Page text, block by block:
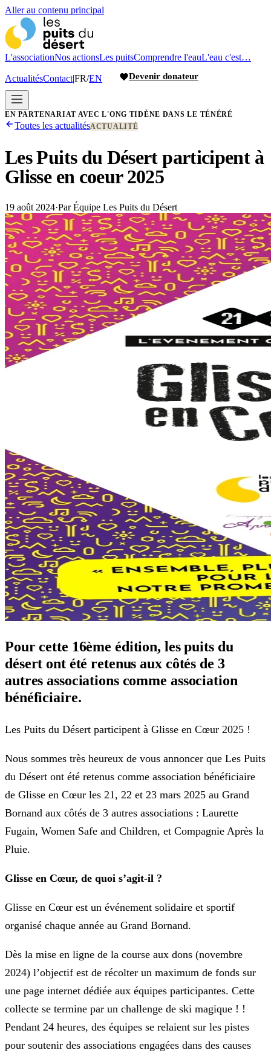
Aller au contenu principal
L'associationNos actionsLes puitsComprendre l'eauL'eau c'est…
ActualitésContact|FR/EN Devenir donateur
EN PARTENARIAT AVEC L'ONG TIDÈNE DANS LE TÉNÉRÉ
Toutes les actualitésACTUALITÉ
Les Puits du Désert participent à
Glisse en coeur 2025
19 août 2024·Par Équipe Les Puits du Désert
Pour cette 16ème édition, les puits du
désert ont été retenus aux côtés de 3
autres associations comme association
bénéficiaire.
Les Puits du Désert participent à Glisse en Cœur 2025 !
Nous sommes très heureux de vous annoncer que Les Puits
du Désert ont été retenus comme association bénéficiaire
de Glisse en Cœur les 21, 22 et 23 mars 2025 au Grand
Bornand aux côtés de 3 autres associations : Laurette
Fugain, Women Safe and Children, et Compagnie Après la
Pluie.
Glisse en Cœur, de quoi s’agit-il ?
Glisse en Cœur est un événement solidaire et sportif
organisé chaque année au Grand Bornand.
Dès la mise en ligne de la course aux dons (novembre
2024) l’objectif est de récolter un maximum de fonds sur
une page internet dédiée aux équipes participantes. Cette
collecte se termine par un challenge de ski magique ! !
Pendant 24 heures, des équipes se relaient sur les pistes
pour soutenir des associations engagées dans des causes